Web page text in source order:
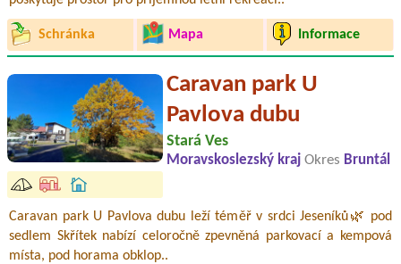
Schránka Mapa Informace
Caravan park U
Pavlova dubu
Stará Ves
Moravskoslezský kraj Okres Bruntál
Caravan park U Pavlova dubu leží téměř v srdci Jeseníků🌿 pod
sedlem Skřítek nabízí celoročně zpevněná parkovací a kempová
místa, pod horama obklop..